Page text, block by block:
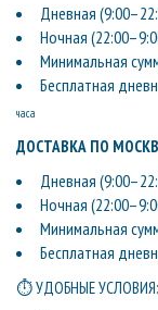
Дневная
Ночная
Минимальная
Бесплатная
часа
ДОСТАВКА ПО
Дневная
Ночная
Минимальная
Бесплатная
⏱ УДОБНЫЕ УСЛОВИЯ: